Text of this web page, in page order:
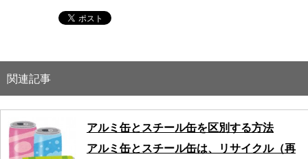
関連記事
アルミ缶とスチール缶を区別する方法
アルミ缶とスチール缶は、リサイクル（再